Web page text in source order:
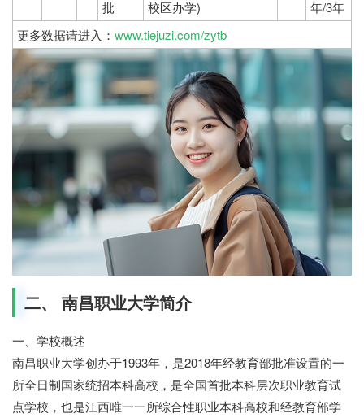
批
校区办学)
年/3年
更多数据请进入： www.tiejuzi.com/zytb
二、 南昌职业大学简介
一、学校概述
南昌职业大学创办于1993年，是2018年经教育部批准设置的一
所全日制国家统招本科高校，是全国首批本科层次职业教育试
点学校，也是江西唯一一所综合性职业本科高校和经教育部学